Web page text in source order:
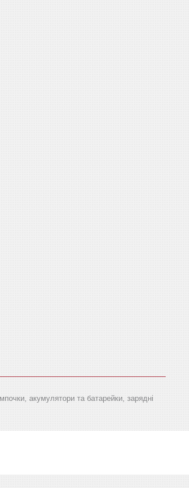
акумулятори та батарейки, зарядні